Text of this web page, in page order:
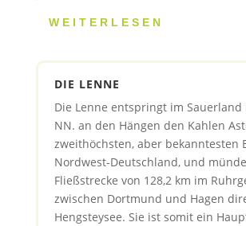
WEITERLESEN
DIE LENNE
Die Lenne entspringt im Sauerland
NN. an den Hängen den Kahlen
zweithöchsten, aber bekanntesten
Nordwest-Deutschland, und
Fließstrecke von 128,2 km im
zwischen Dortmund und Hagen
Hengsteysee. Sie ist somit ein